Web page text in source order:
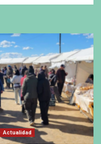
Actualidad